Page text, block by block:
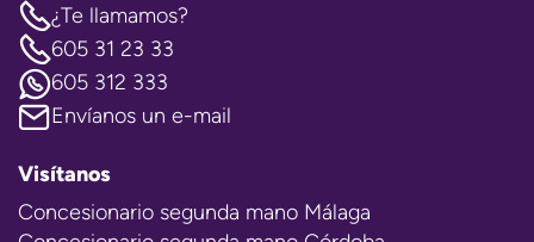
¿Te llamamos?
605 31 23 33
605 312 333
Envíanos un e-mail
Visítanos
Concesionario segunda mano Málaga